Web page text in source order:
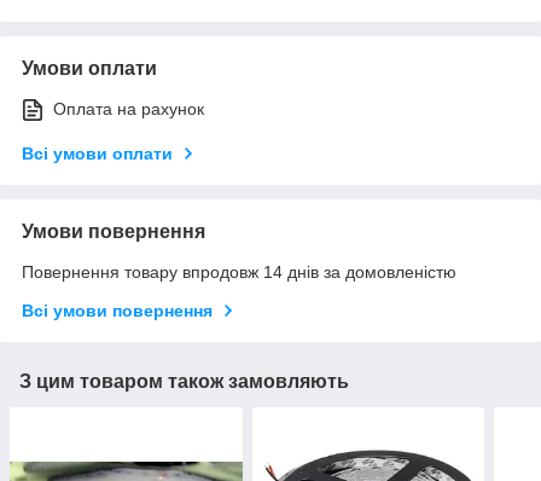
Умови оплати
Оплата на рахунок
Всі умови оплати
Умови повернення
Повернення товару впродовж 14 днів за домовленістю
Всі умови повернення
З цим товаром також замовляють